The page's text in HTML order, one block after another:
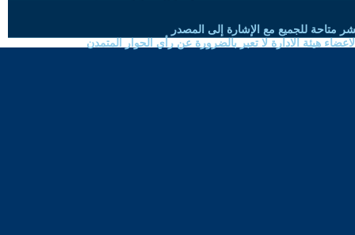
متاحة للجميع مع الإشارة إلى المصدر
هيئة الادارة لا تعبر بالضرورة عن رأي الحوار المتمدن